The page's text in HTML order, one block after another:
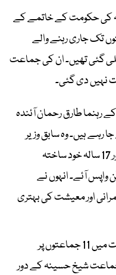
کی حکومت کے خاتمے کے
میں کئی ہفتوں تک جاری رہنے والے
گئی تھیں۔ ان کی جماعت
نہیں دی گئی۔
رہنما طارق رحمان آئندہ
رہے ہیں۔ وہ سابق وزیر
اعظم خالدہ ضیا کے صاحبزادے ہیں اور 17 سالہ خود ساختہ
آئے۔ انہوں نے
اور معیشت کی بہتری
دوسری جانب جماعتِ اسلامی کی قیادت میں 11 جماعتوں پر
شیخ حسینہ کے دور